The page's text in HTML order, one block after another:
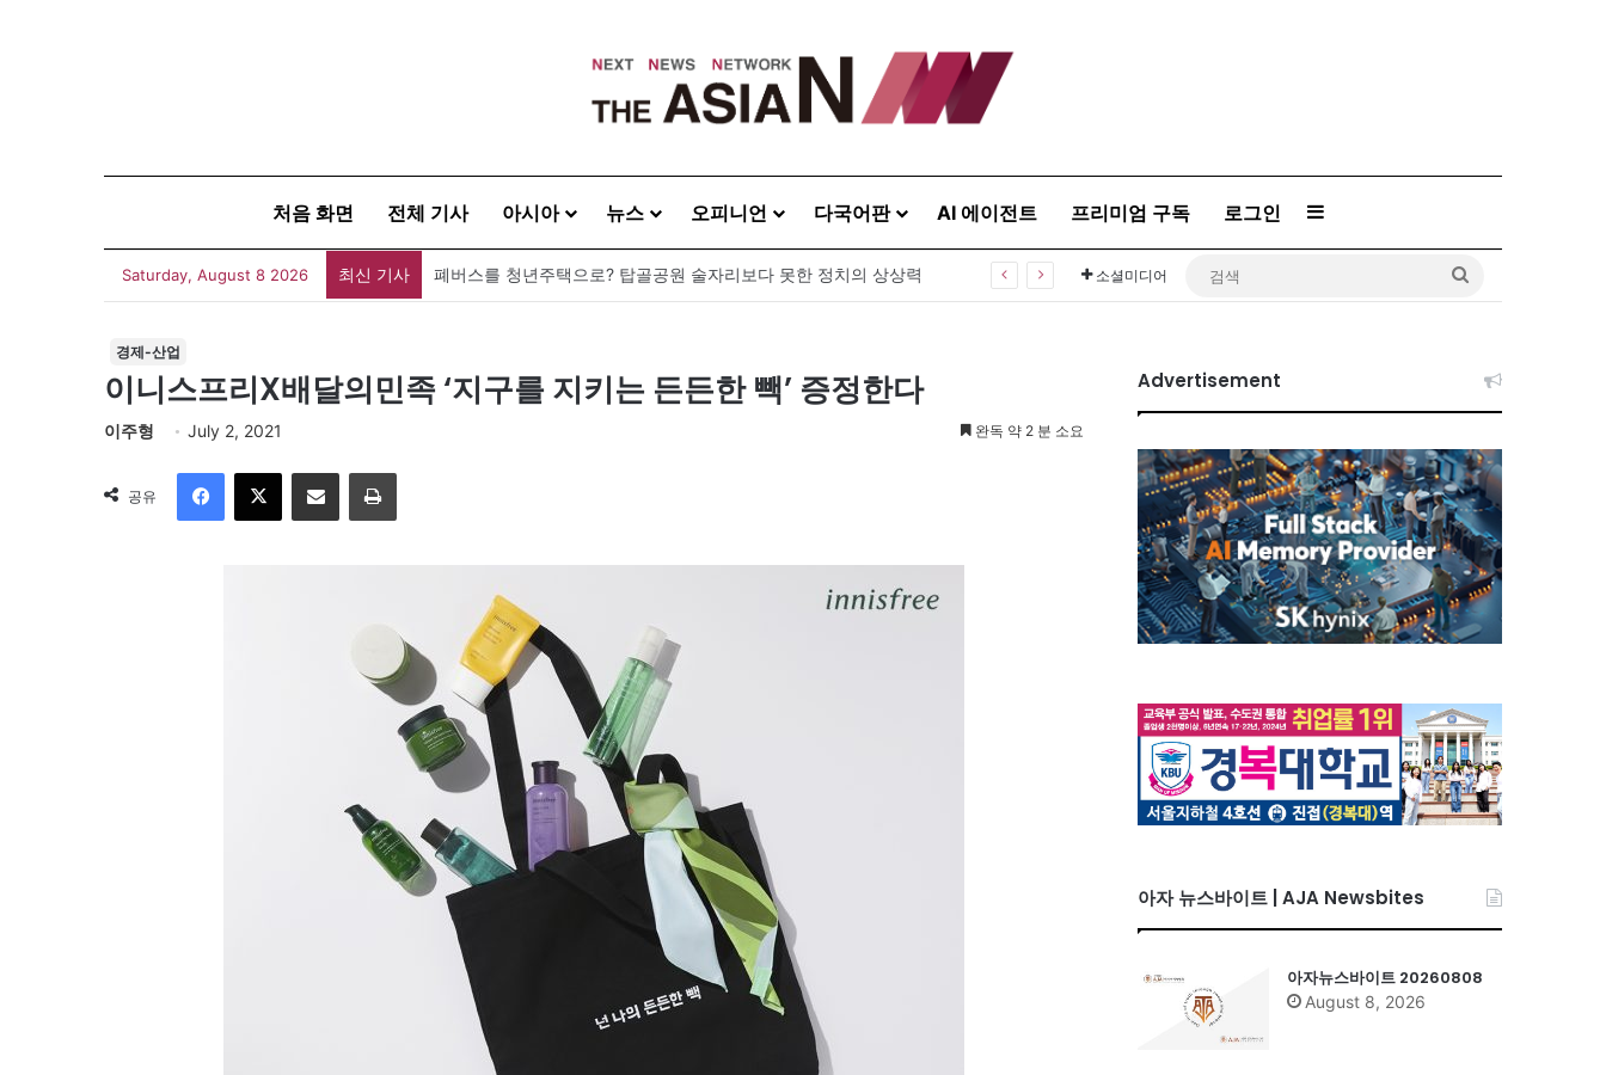
처음 화면 전체 기사 아시아 뉴스 오피니언 다국어판 AI 에이전트 프리미엄 구독 로그인 Sidebar
Saturday, August 8 2026 최신 기사 폐버스를 청년주택으로? 탑골공원 술자리보다 못한 정치의 상상력 소셜미디어
경제-산업
이니스프리X배달의민족 ‘지구를 지키는 든든한 빽’ 증정한다
이주형 July 2, 2021 완독 약 2 분 소요
공유
이메일
Advertisement
아자 뉴스바이트 | AJA Newsbites
아자뉴스바이트 20260808
August 8, 2026